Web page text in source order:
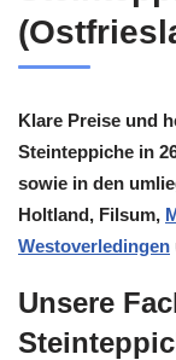
Klare Preise und
Steinteppiche in
sowie in den
Holtland, Filsum,
Westoverledingen
Unsere